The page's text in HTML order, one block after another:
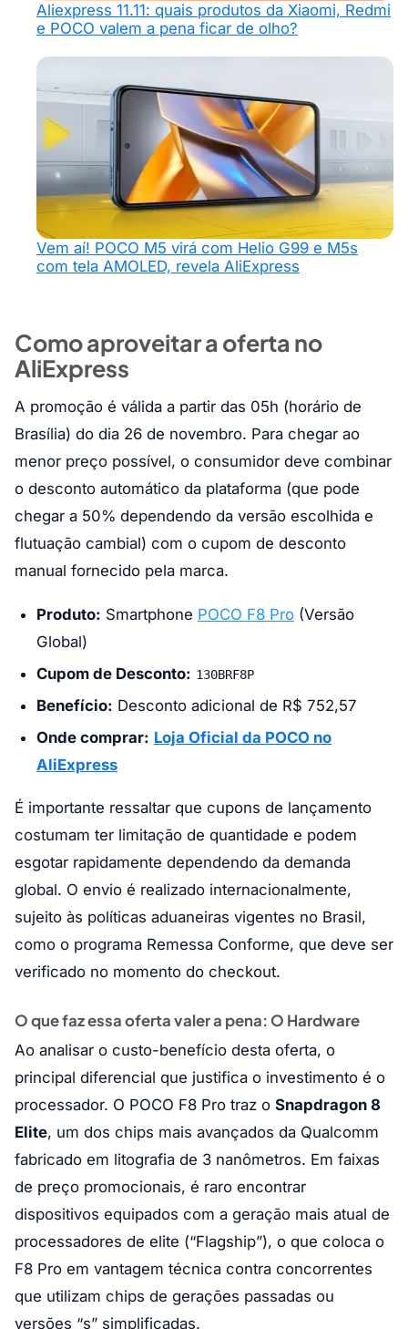
Aliexpress 11.11: quais produtos da Xiaomi, Redmi
e POCO valem a pena ficar de olho?
Vem aí! POCO M5 virá com Helio G99 e M5s
com tela AMOLED, revela AliExpress
Como aproveitar a oferta no
AliExpress
A promoção é válida a partir das 05h (horário de
Brasília) do dia 26 de novembro. Para chegar ao
menor preço possível, o consumidor deve combinar
o desconto automático da plataforma (que pode
chegar a 50% dependendo da versão escolhida e
flutuação cambial) com o cupom de desconto
manual fornecido pela marca.
Produto: Smartphone POCO F8 Pro (Versão
Global)
Cupom de Desconto: 130BRF8P
Benefício: Desconto adicional de R$ 752,57
Onde comprar: Loja Oficial da POCO no
AliExpress
É importante ressaltar que cupons de lançamento
costumam ter limitação de quantidade e podem
esgotar rapidamente dependendo da demanda
global. O envio é realizado internacionalmente,
sujeito às políticas aduaneiras vigentes no Brasil,
como o programa Remessa Conforme, que deve ser
verificado no momento do checkout.
O que faz essa oferta valer a pena: O Hardware
Ao analisar o custo-benefício desta oferta, o
principal diferencial que justifica o investimento é o
processador. O POCO F8 Pro traz o Snapdragon 8
Elite, um dos chips mais avançados da Qualcomm
fabricado em litografia de 3 nanômetros. Em faixas
de preço promocionais, é raro encontrar
dispositivos equipados com a geração mais atual de
processadores de elite (“Flagship”), o que coloca o
F8 Pro em vantagem técnica contra concorrentes
que utilizam chips de gerações passadas ou
versões “s” simplificadas.